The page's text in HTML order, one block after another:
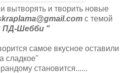
вытворять и творить новые
с темой
ПД-Шебби "
самое вкусное оставили
сладкое"
становится......